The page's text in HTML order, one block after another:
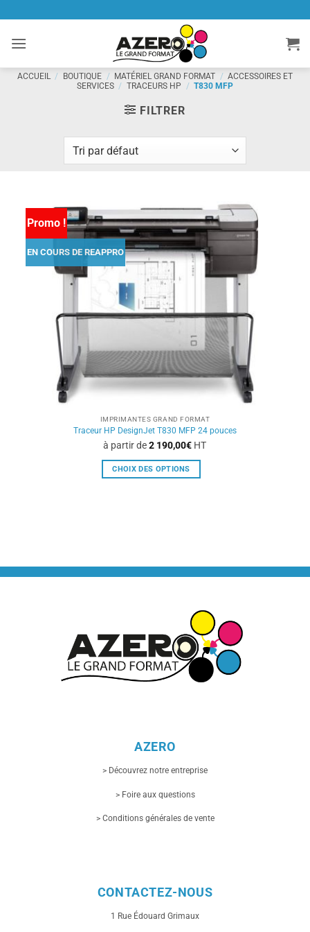
contenu
ACCUEIL / BOUTIQUE / MATÉRIEL GRAND FORMAT / ACCESSOIRES ET
SERVICES / TRACEURS HP / T830 MFP
FILTRER
Promo !
EN COURS DE REAPPRO
IMPRIMANTES GRAND FORMAT
Traceur HP DesignJet T830 MFP 24 pouces
à partir de2 190,00€ HT
CHOIX DES OPTIONS
la
page
du
AZERO
> Découvrez notre entreprise
> Foire aux questions
> Conditions générales de vente
CONTACTEZ-NOUS
1 Rue Édouard Grimaux